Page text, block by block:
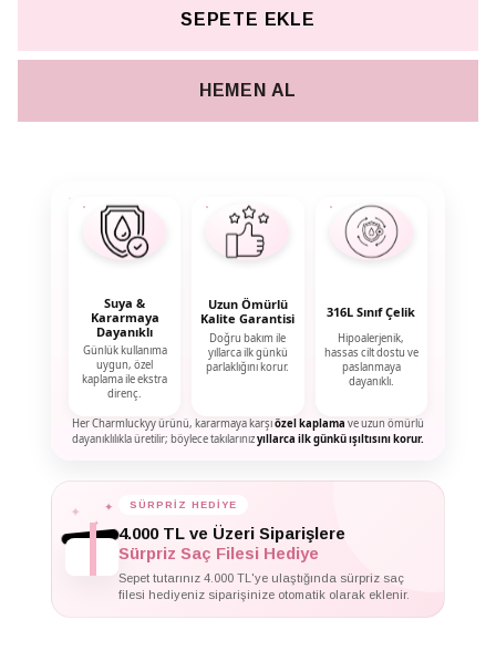
SEPETE EKLE
HEMEN AL
Suya &
Kararmaya
Dayanıklı
Günlük kullanıma
uygun, özel
kaplama ile ekstra
direnç.
Uzun Ömürlü
Kalite Garantisi
Doğru bakım ile
yıllarca ilk günkü
parlaklığını korur.
316L Sınıf Çelik
Hipoalerjenik,
hassas cilt dostu ve
paslanmaya
dayanıklı.
Her Charmluckyy ürünü, kararmaya karşıözel kaplama ve uzun ömürlü
dayanıklılıkla üretilir; böylece takılarınızyıllarca ilk günkü ışıltısını korur.
SÜRPRİZ HEDİYE
4.000 TL ve Üzeri Siparişlere
Sürpriz Saç Filesi Hediye
Sepet tutarınız 4.000 TL'ye ulaştığında sürpriz saç
filesi hediyeniz siparişinize otomatik olarak eklenir.